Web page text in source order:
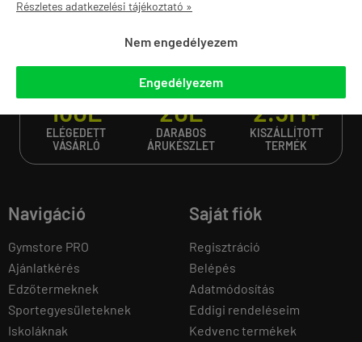
Részletes adatkezelési tájékoztató »
Nem engedélyezem
Engedélyezem
Minden, ami az edzéshez kell. 2012 óta.
160E
ELÉGEDETT
VÁSÁRLÓ
20E
DARABOS
ÁRUKÉSZLET
2.5M+
KISZÁLLÍTOTT
TERMÉK
Navigáció
Gymstore PRO
Ajánlatkérés
Edzőtermeknek
Sportegyesületeknek
Iskoláknak
Saját fiók
Regisztráció
Belépés
Adatmódosítás
Eddigi rendeléseim
Kedvenc termékek